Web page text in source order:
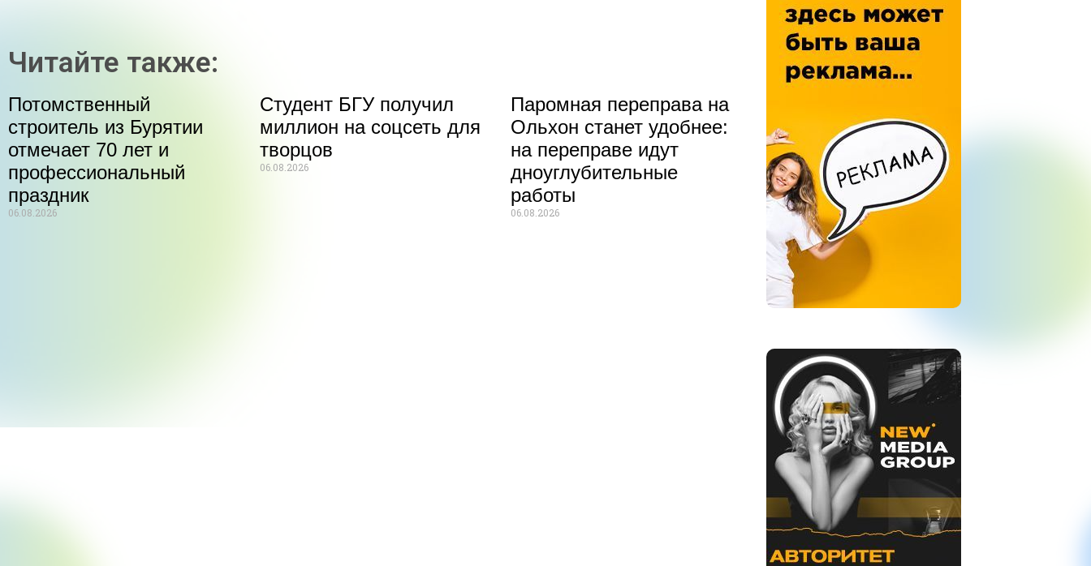
Читайте также:
Потомственный
строитель из Бурятии
отмечает 70 лет и
профессиональный
праздник
06.08.2026
Студент БГУ получил
миллион на соцсеть для
творцов
06.08.2026
Паромная переправа на
Ольхон станет удобнее:
на переправе идут
дноуглубительные
работы
06.08.2026